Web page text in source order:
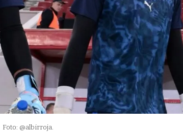
Foto: @albirroja.